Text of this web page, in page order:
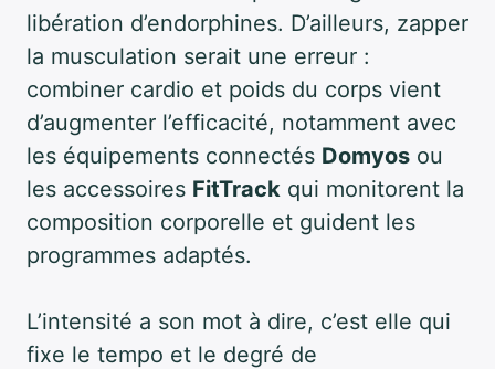
libération d’endorphines. D’ailleurs, zapper
la musculation serait une erreur :
combiner cardio et poids du corps vient
d’augmenter l’efficacité, notamment avec
les équipements connectés Domyos ou
les accessoires FitTrack qui monitorent la
composition corporelle et guident les
programmes adaptés.
L’intensité a son mot à dire, c’est elle qui
fixe le tempo et le degré de